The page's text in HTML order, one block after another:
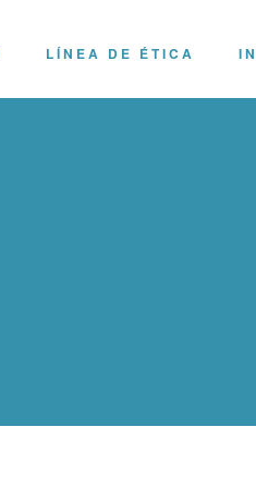
LÍNEA DE ÉTICA